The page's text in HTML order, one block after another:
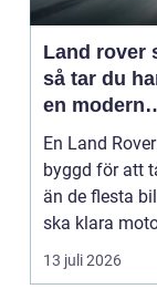
Land rover
så tar du
en modern
klassiker
En Land
byggd för att
än de flesta
ska klara
stadstrafik,
13 juli 2026